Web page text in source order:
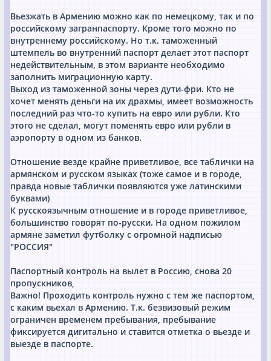
Вьезжать в Армению можно как по немецкому, так и по
российскому загранпаспорту. Кроме того можно по
внутреннему российскому. Но т.к. таможенный
штемпель во внутренний паспорт делает этот паспорт
недействительным, в этом варианте необходимо
заполнить миграционную карту.
Выход из таможенной зоны через дути-фри. Кто не
хочет менять деньги на их драхмы, имеет возможность
последний раз что-то купить на евро или рубли. Кто
этого не сделал, могут поменять евро или рубли в
аэропорту в одном из банков.
Отношение везде крайне приветливое, все таблички на
армянском и русском языках (тоже самое и в городе,
правда новые таблички появляются уже латинскими
буквами)
К русскоязычным отношение и в городе приветливое,
большинство говорят по-русски. На одном пожилом
армяне заметил футболку с огромной надписью
"РОССИЯ"
Паспортный контроль на вылет в Россию, снова 20
пропускников,
Важно! Проходить контроль нужно с тем же паспортом,
с каким вьехал в Армению. Т.к. безвизовый режим
ограничен временем пребывания, пребывание
фиксируется дигитально и ставится отметка о вьезде и
выезде в паспорте.